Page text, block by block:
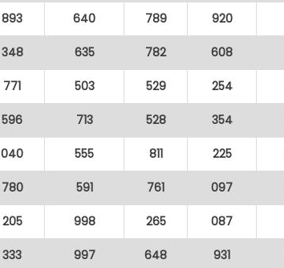
893 640 789 920
348 635 782 608
771 503 529 254
596 713 528 354
040 555 811 225
780 591 761 097
205 998 265 087
333 997 648 931